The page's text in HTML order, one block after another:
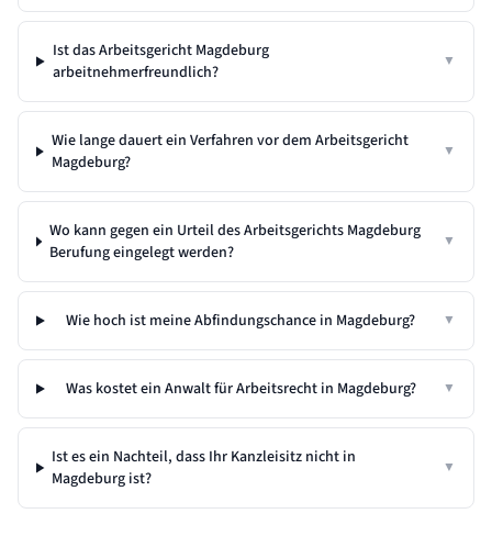
Ist das Arbeitsgericht Magdeburg
arbeitnehmerfreundlich?
▼
Wie lange dauert ein Verfahren vor dem Arbeitsgericht
Magdeburg?
▼
Wo kann gegen ein Urteil des Arbeitsgerichts Magdeburg
Berufung eingelegt werden?
▼
Wie hoch ist meine Abfindungschance in Magdeburg? ▼
Was kostet ein Anwalt für Arbeitsrecht in Magdeburg? ▼
Ist es ein Nachteil, dass Ihr Kanzleisitz nicht in
Magdeburg ist?
▼